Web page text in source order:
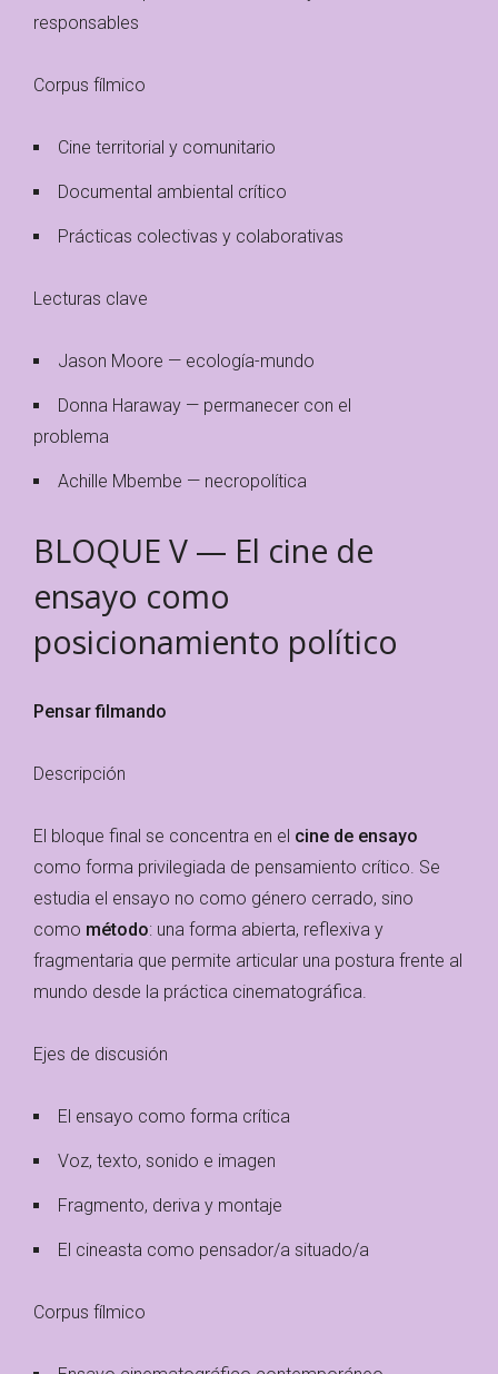
responsables
Corpus fílmico
Cine territorial y comunitario
Documental ambiental crítico
Prácticas colectivas y colaborativas
Lecturas clave
Jason Moore — ecología-mundo
Donna Haraway — permanecer con el
problema
Achille Mbembe — necropolítica
BLOQUE V — El cine de
ensayo como
posicionamiento político
Pensar filmando
Descripción
El bloque final se concentra en el cine de ensayo
como forma privilegiada de pensamiento crítico. Se
estudia el ensayo no como género cerrado, sino
como método: una forma abierta, reflexiva y
fragmentaria que permite articular una postura frente al
mundo desde la práctica cinematográfica.
Ejes de discusión
El ensayo como forma crítica
Voz, texto, sonido e imagen
Fragmento, deriva y montaje
El cineasta como pensador/a situado/a
Corpus fílmico